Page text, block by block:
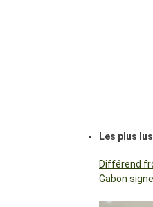
Les plus lus
Différend
Gabon